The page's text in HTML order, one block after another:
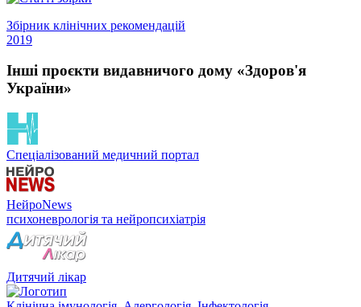
Збірник клінічних рекомендацій
2019
Інші проєкти видавничого дому «Здоров'я
України»
Спеціалізований медичний портал
НейроNews
психоневрологія та нейропсихіатрія
Дитячий лікар